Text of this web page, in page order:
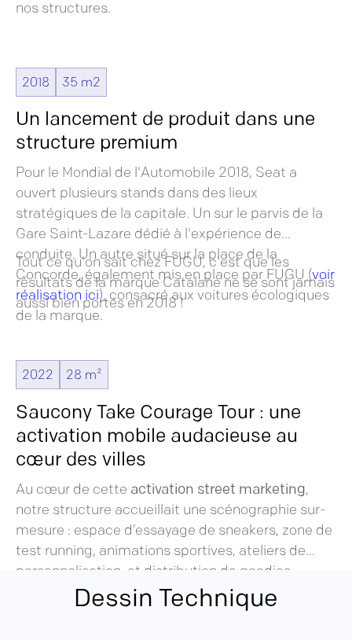
nos structures.
2018 35 m2
Un lancement de produit dans une
structure premium
Pour le Mondial de l'Automobile 2018, Seat a
ouvert plusieurs stands dans des lieux
stratégiques de la capitale. Un sur le parvis de la
Gare Saint-Lazare dédié à l'expérience de
conduite. Un autre situé sur la place de la
Concorde, également mis en place par FUGU (voir
réalisation ici), consacré aux voitures écologiques
de la marque.
Tout ce qu'on sait chez FUGU, c'est que les
résultats de la marque Catalane ne se sont jamais
aussi bien portés en 2018 !
2022 28 m²
Saucony Take Courage Tour : une
activation mobile audacieuse au
cœur des villes
Au cœur de cette activation street marketing,
notre structure accueillait une scénographie sur-
mesure : espace d’essayage de sneakers, zone de
test running, animations sportives, ateliers de
personnalisation, et distribution de goodies.
L’ensemble a permis decréer du trafic , générer de
amplifier la notoriété de
Dessin Technique